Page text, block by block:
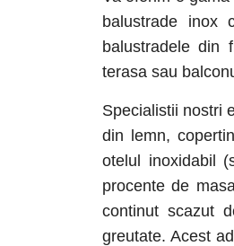
balustrade inox
balustradele din
terasa sau
Specialistii nostri
din lemn,
otelul inoxidabil
procente de
continut scazut
greutate. Acest